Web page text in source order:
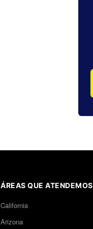
ÁREAS QUE ATENDEMOS
California
Arizona